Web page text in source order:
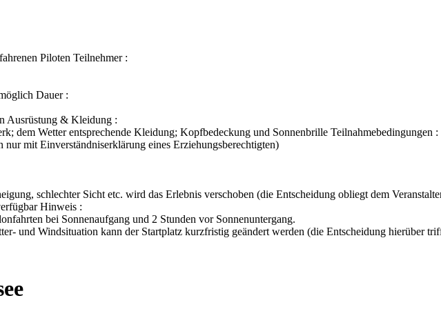
Piloten Teilnehmer :
Dauer :
Ausrüstung & Kleidung :
dem Wetter entsprechende Kleidung; Kopfbedeckung und Sonnenbrille Teilnahmebedingungen :
nur mit Einverständniserklärung eines Erziehungsberechtigten)
schlechter Sicht etc. wird das Erlebnis verschoben (die Entscheidung obliegt dem
Hinweis :
bei Sonnenaufgang und 2 Stunden vor Sonnenuntergang.
und Windsituation kann der Startplatz kurzfristig geändert werden (die Entscheidung hierüber